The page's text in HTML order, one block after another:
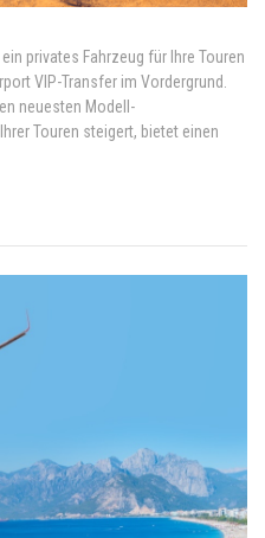
privates Fahrzeug für Ihre Touren
VIP-Transfer im Vordergrund.
neuesten Modell-
Touren steigert, bietet einen